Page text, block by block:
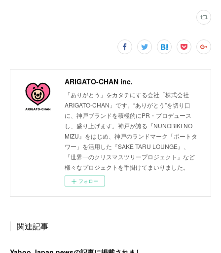
ARIGATO-CHAN inc.
「ありがとう」をカタチにする会社「株式会社
ARIGATO-CHAN」です。“ありがとう”を切り口
に、神戸ブランドを積極的にPR・プロデュース
し、盛り上げます。神戸が誇る『NUNOBIKI NO
MIZU』をはじめ、神戸のランドマーク「ポートタ
ワー」を活用した『SAKE TARU LOUNGE』、
『世界一のクリスマスツリープロジェクト』など
様々なプロジェクトを手掛けてまいりました。
フォロー
関連記事